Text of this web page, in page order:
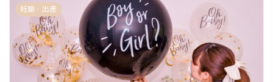
妊娠・出産